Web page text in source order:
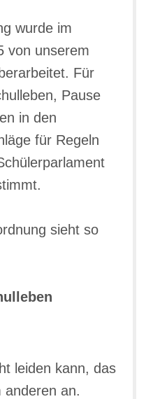
wurde im
von unserem
Für
Pause
in den
für Regeln
sieht so
leiden kann, das
anderen an.